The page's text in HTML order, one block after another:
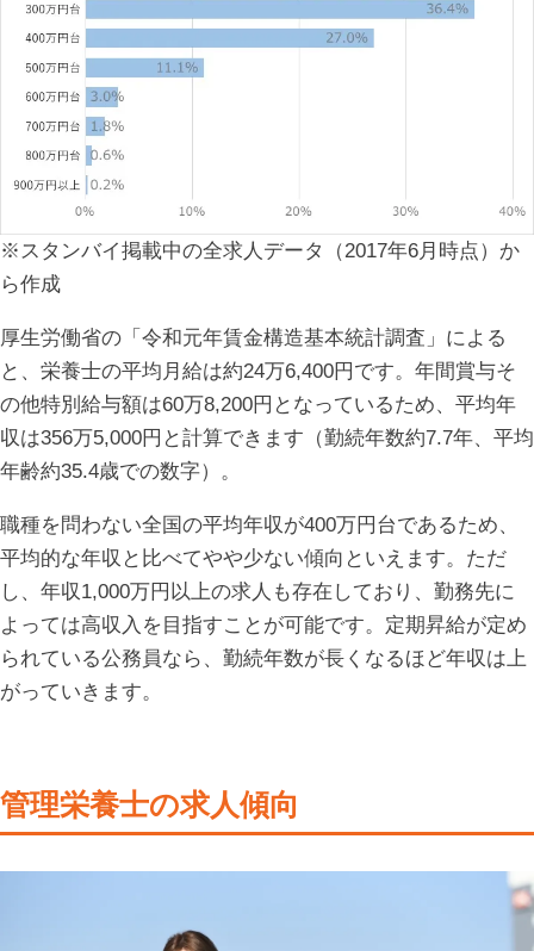
※スタンバイ掲載中の全求人データ（2017年6月時点）か
ら作成
厚生労働省の「令和元年賃金構造基本統計調査」による
と、栄養士の平均月給は約24万6,400円です。年間賞与そ
の他特別給与額は60万8,200円となっているため、平均年
収は356万5,000円と計算できます（勤続年数約7.7年、平均
年齢約35.4歳での数字）。
職種を問わない全国の平均年収が400万円台であるため、
平均的な年収と比べてやや少ない傾向といえます。ただ
し、年収1,000万円以上の求人も存在しており、勤務先に
よっては高収入を目指すことが可能です。定期昇給が定め
られている公務員なら、勤続年数が長くなるほど年収は上
がっていきます。
管理栄養士の求人傾向